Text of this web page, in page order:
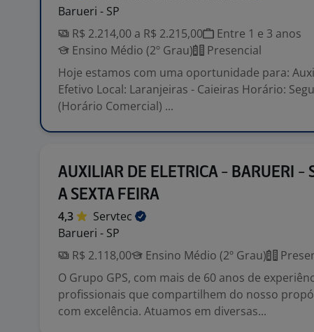
Barueri - SP
R$ 2.214,00 a R$ 2.215,00
Entre 1 e 3 anos
Ensino Médio (2º Grau)
Presencial
Hoje estamos com uma oportunidade para:
Efetivo Local: Laranjeiras - Caieiras Horário:
(Horário Comercial) ...
AUXILIAR DE ELETRICA - BARUERI -
A SEXTA FEIRA
4,3
Servtec
Barueri - SP
R$ 2.118,00
Ensino Médio (2º Grau)
O Grupo GPS, com mais de 60 anos de
profissionais que compartilhem do nosso
com excelência. Atuamos em diversas...